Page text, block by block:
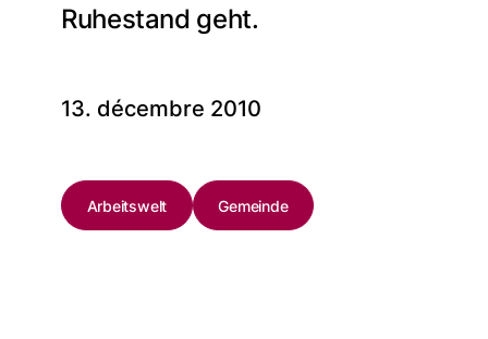
Ruhestand geht.
13. décembre 2010
Arbeitswelt Gemeinde